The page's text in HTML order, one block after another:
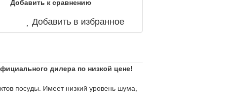
Добавить в избранное
дилера по низкой цене!
посуды. Имеет низкий уровень шума,